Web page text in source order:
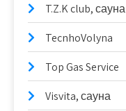
T.Z.K club, сауна
TecnhoVolyna
Top Gas Service
Visvita, сауна